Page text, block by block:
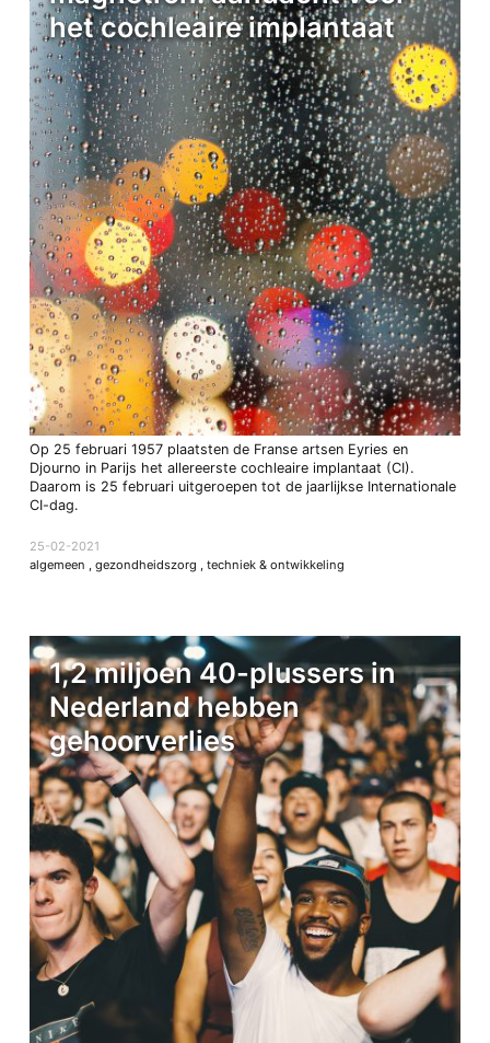
het cochleaire implantaat
Op 25 februari 1957 plaatsten de Franse artsen Eyries en
Djourno in Parijs het allereerste cochleaire implantaat (CI).
Daarom is 25 februari uitgeroepen tot de jaarlijkse Internationale
CI-dag.
25-02-2021
algemeen , gezondheidszorg , techniek & ontwikkeling
1,2 miljoen 40-plussers in
Nederland hebben
gehoorverlies